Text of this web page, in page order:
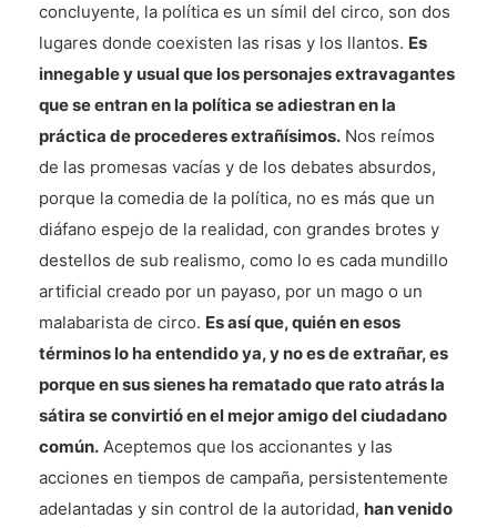
concluyente, la política es un símil del circo, son dos
lugares donde coexisten las risas y los llantos. Es
innegable y usual que los personajes extravagantes
que se entran en la política se adiestran en la
práctica de procederes extrañísimos. Nos reímos
de las promesas vacías y de los debates absurdos,
porque la comedia de la política, no es más que un
diáfano espejo de la realidad, con grandes brotes y
destellos de sub realismo, como lo es cada mundillo
artificial creado por un payaso, por un mago o un
malabarista de circo. Es así que, quién en esos
términos lo ha entendido ya, y no es de extrañar, es
porque en sus sienes ha rematado que rato atrás la
sátira se convirtió en el mejor amigo del ciudadano
común. Aceptemos que los accionantes y las
acciones en tiempos de campaña, persistentemente
adelantadas y sin control de la autoridad, han venido